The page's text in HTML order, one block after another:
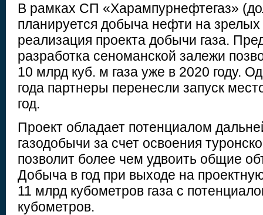
В рамках СП «Харампурнефтегаз»
планируется добыча нефти на
реализация проекта добычи газа.
разработка сеноманской залежи
10 млрд куб. м газа уже в 2020 году.
года партнеры перенесли запуск
год.
Проект обладает потенциалом
газодобычи за счет освоения
позволит более чем удвоить общие
Добыча в год при выходе на
11 млрд кубометров газа с
кубометров.